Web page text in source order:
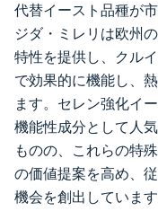
代替イースト品種が
ジダ・ミレリは欧州
特性を提供し、クル
で効果的に機能し、
ます。セレン強化イ
機能性成分として人
ものの、これらの特
の価値提案を高め、
機会を創出しています